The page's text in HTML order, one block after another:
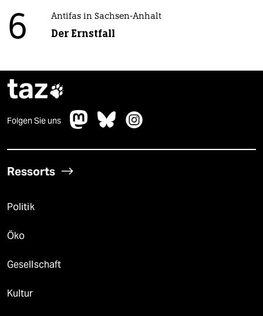
6 Antifas in Sachsen-Anhalt
Der Ernstfall
taz
Folgen Sie uns
Ressorts
Politik
Öko
Gesellschaft
Kultur